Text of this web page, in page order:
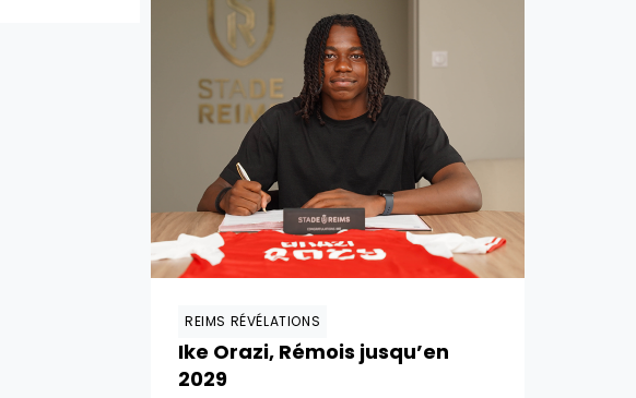
REIMS RÉVÉLATIONS
Ike Orazi, Rémois jusqu’en
2029